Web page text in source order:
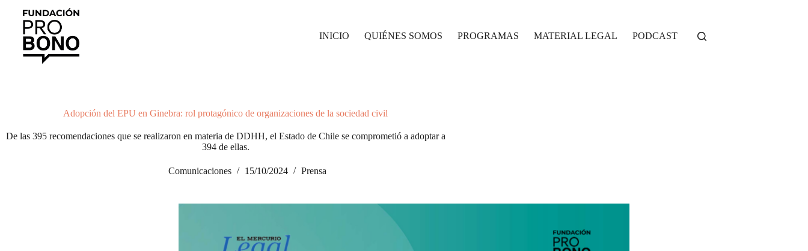
contenido
INICIO QUIÉNES SOMOS PROGRAMAS MATERIAL LEGAL PODCAST
Adopción del EPU en Ginebra: rol protagónico de organizaciones de la sociedad civil
De las 395 recomendaciones que se realizaron en materia de DDHH, el Estado de Chile se comprometió a adoptar a
394 de ellas.
Comunicaciones 15/10/2024 Prensa